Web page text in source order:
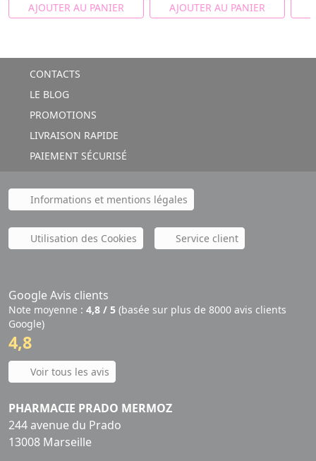
AJOUTER AU PANIER AJOUTER AU PANIER
CONTACTS
LE BLOG
PROMOTIONS
LIVRAISON RAPIDE
PAIEMENT SÉCURISÉ
Informations et mentions légales
Utilisation des Cookies Service client
Google Avis clients
Note moyenne : 4,8 / 5 (basée sur plus de 8000 avis clients
Google)
4,8
Voir tous les avis
PHARMACIE PRADO MERMOZ
244 avenue du Prado
13008 Marseille